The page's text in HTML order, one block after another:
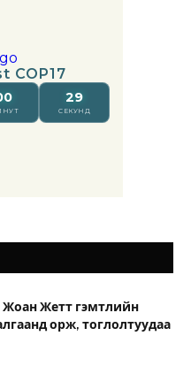
Жоан Жетт гэмтлийн
орж, тоглолтуудаа